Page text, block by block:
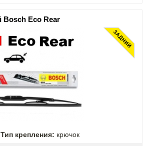
Bosch Eco Rear
Тип крепления: крючок